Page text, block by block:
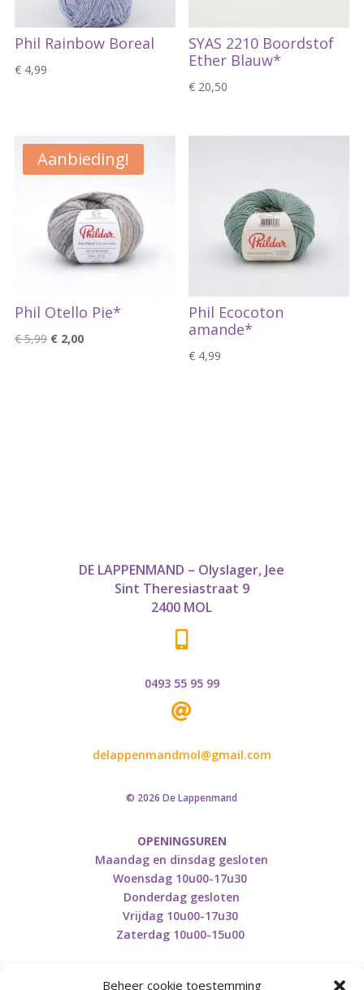
Beheer cookie toestemming
Phil Rainbow Boreal
€4,99
SYAS 2210 Boordstof
Ether Blauw*
€ 20,50
Aanbieding!
Phil Otello Pie*
€5,99 Oorspronkelijke
€2,00Huidige
Phil Ecocoton
amande*
€ 4,99
DE LAPPENMAND – Olyslager, Jee
Sint Theresiastraat 9
2400 MOL

0493 55 95 99

delappenmandmol@gmail.com
© 2026 De Lappenmand
OPENINGSUREN
Maandag en dinsdag gesloten
Woensdag 10u00-17u30
Donderdag gesloten
Vrijdag 10u00-17u30
Zaterdag 10u00-15u00